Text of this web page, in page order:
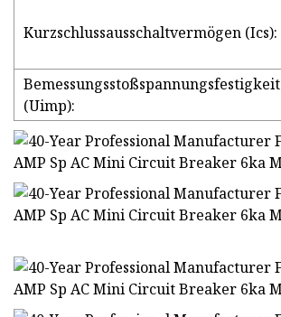
Kurzschlussausschaltvermögen (Ics):
Bemessungsstoßspannungsfestigkeit
(Uimp):